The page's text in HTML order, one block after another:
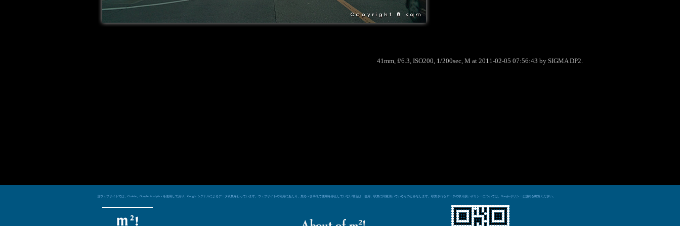
41mm, f/6.3, ISO200, 1/200sec, M at 2011-02-05 07:56:43 by SIGMA DP2.
当ウェブサイトでは、Cookie、Google Analytics を使用しており、Google シグナルによるデータ収集を行っています。ウェブサイトの利用にあたり、然るべき手段で使用を停止していない場合は、使用、収集に同意頂いているものとみなします。収集されるデータの取り扱いポリシーについては、 Googleポリシーと規約を御覧ください。